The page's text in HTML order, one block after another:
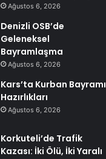
Ağustos 6, 2026
Denizli OSB’de
Geleneksel
Bayramlaşma
Ağustos 6, 2026
Kars’ta Kurban Bayramı
Hazırlıkları
Ağustos 6, 2026
Korkuteli’de Trafik
Kazası: İki Ölü, İki Yaralı